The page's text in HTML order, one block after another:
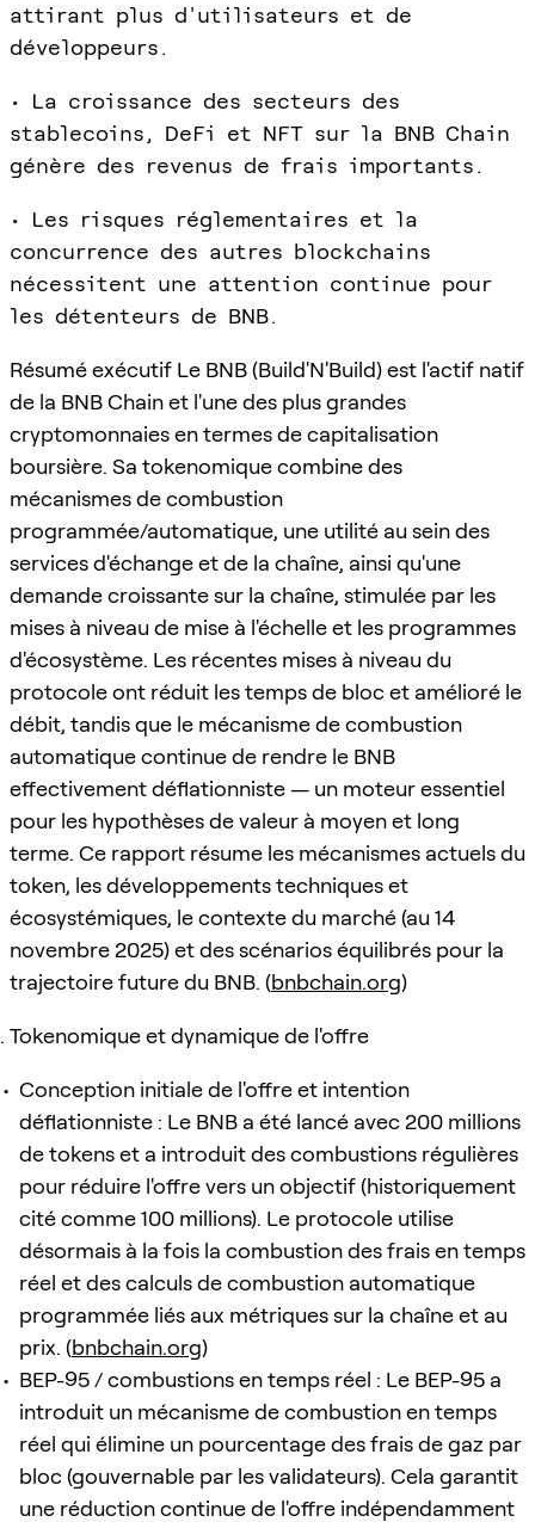
attirant plus d'utilisateurs et de
développeurs.
• La croissance des secteurs des
stablecoins, DeFi et NFT sur la BNB Chain
génère des revenus de frais importants.
• Les risques réglementaires et la
concurrence des autres blockchains
nécessitent une attention continue pour
les détenteurs de BNB.
Résumé exécutif Le BNB (Build'N'Build) est l'actif natif
de la BNB Chain et l'une des plus grandes
cryptomonnaies en termes de capitalisation
boursière. Sa tokenomique combine des
mécanismes de combustion
programmée/automatique, une utilité au sein des
services d'échange et de la chaîne, ainsi qu'une
demande croissante sur la chaîne, stimulée par les
mises à niveau de mise à l'échelle et les programmes
d'écosystème. Les récentes mises à niveau du
protocole ont réduit les temps de bloc et amélioré le
débit, tandis que le mécanisme de combustion
automatique continue de rendre le BNB
effectivement déflationniste — un moteur essentiel
pour les hypothèses de valeur à moyen et long
terme. Ce rapport résume les mécanismes actuels du
token, les développements techniques et
écosystémiques, le contexte du marché (au 14
novembre 2025) et des scénarios équilibrés pour la
trajectoire future du BNB. (bnbchain.org)
Tokenomique et dynamique de l'offre
Conception initiale de l'offre et intention
déflationniste : Le BNB a été lancé avec 200 millions
de tokens et a introduit des combustions régulières
pour réduire l'offre vers un objectif (historiquement
cité comme 100 millions). Le protocole utilise
désormais à la fois la combustion des frais en temps
réel et des calculs de combustion automatique
programmée liés aux métriques sur la chaîne et au
prix. (bnbchain.org)
BEP-95 / combustions en temps réel : Le BEP-95 a
introduit un mécanisme de combustion en temps
réel qui élimine un pourcentage des frais de gaz par
bloc (gouvernable par les validateurs). Cela garantit
une réduction continue de l'offre indépendamment